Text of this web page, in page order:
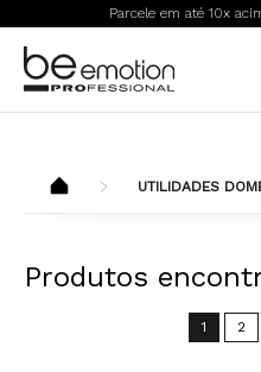
Parcele em até 10x
UTILIDADES
Produtos
1 2